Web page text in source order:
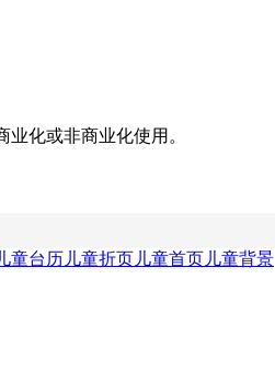
化或非商业化使用。
童台历 儿童折页 儿童首页 儿童背景